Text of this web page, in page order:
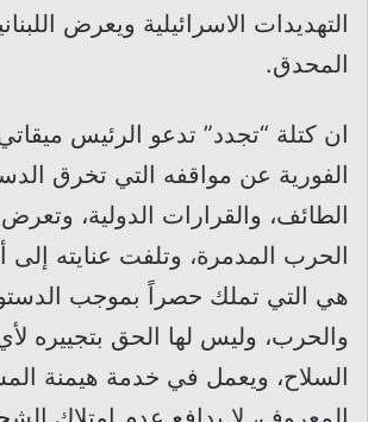
التهديدات الاسرائيلية ويعرض
المحدق.
ان كتلة “تجدد” تدعو الرئيس
الفورية عن مواقفه التي تخرق
الطائف، والقرارات الدولية،
الحرب المدمرة، وتلفت عنايته إلى
هي التي تملك حصراً بموجب
والحرب، وليس لها الحق بتجييره
السلاح، ويعمل في خدمة هيمنة